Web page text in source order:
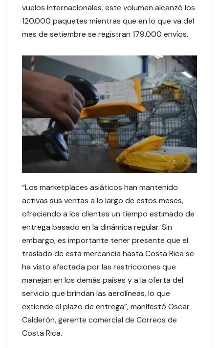
vuelos internacionales, este volumen alcanzó los
120.000 paquetes mientras que en lo que va del
mes de setiembre se registran 179.000 envíos.
“Los marketplaces asiáticos han mantenido
activas sus ventas a lo largo de estos meses,
ofreciendo a los clientes un tiempo estimado de
entrega basado en la dinámica regular. Sin
embargo, es importante tener presente que el
traslado de esta mercancía hasta Costa Rica se
ha visto afectada por las restricciones que
manejan en los demás países y a la oferta del
servicio que brindan las aerolíneas, lo que
extiende el plazo de entrega”, manifestó Oscar
Calderón, gerente comercial de Correos de
Costa Rica.